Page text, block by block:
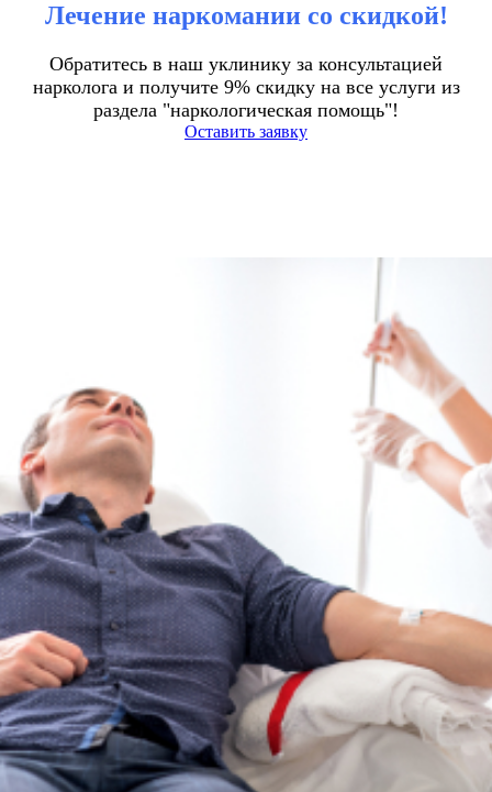
Лечение наркомании со скидкой!
Обратитесь в наш уклинику за консультацией
нарколога и получите 9% скидку на все услуги из
раздела "наркологическая помощь"!
Оставить заявку